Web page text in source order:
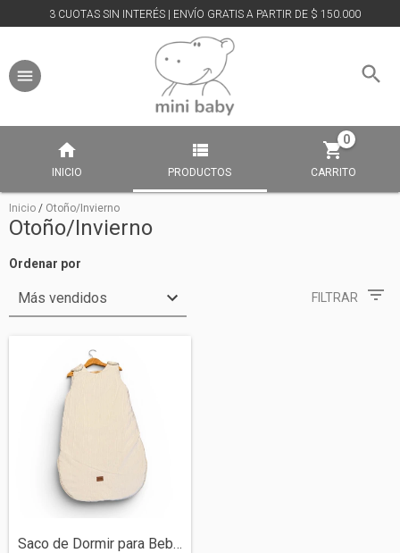
3 CUOTAS SIN INTERÉS | ENVÍO GRATIS A PARTIR DE $ 150.000
INICIO PRODUCTOS CARRITO
0
Inicio / Otoño/Invierno
Otoño/Invierno
Ordenar por
FILTRAR
Saco de Dormir para Bebé Otoño/Invierno...